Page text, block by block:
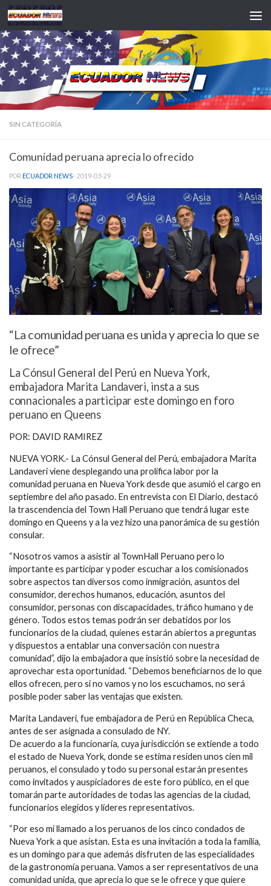
Saltar al contenido
SIN CATEGORÍA
Comunidad peruana aprecia lo ofrecido
POR ECUADOR NEWS · 2019-03-29
“La comunidad peruana es unida y aprecia lo que se
le ofrece”
La Cónsul General del Perú en Nueva York,
embajadora Marita Landaveri, insta a sus
connacionales a participar este domingo en foro
peruano en Queens
POR: DAVID RAMIREZ
NUEVA YORK.- La Cónsul General del Perú, embajadora Marita
Landaveri viene desplegando una prolífica labor por la
comunidad peruana en Nueva York desde que asumió el cargo en
septiembre del año pasado. En entrevista con El Diario, destacó
la trascendencia del Town Hall Peruano que tendrá lugar este
domingo en Queens y a la vez hizo una panorámica de su gestión
consular.
“Nosotros vamos a asistir al TownHall Peruano pero lo
importante es participar y poder escuchar a los comisionados
sobre aspectos tan diversos como inmigración, asuntos del
consumidor, derechos humanos, educación, asuntos del
consumidor, personas con discapacidades, tráfico humano y de
género. Todos estos temas podrán ser debatidos por los
funcionarios de la ciudad, quienes estarán abiertos a preguntas
y dispuestos a entablar una conversación con nuestra
comunidad”, dijo la embajadora que insistió sobre la necesidad de
aprovechar esta oportunidad. “Debemos beneficiarnos de lo que
ellos ofrecen, pero si no vamos y no los escuchamos, no será
posible poder saber las ventajas que existen.
Marita Landaveri, fue embajadora de Perú en República Checa,
antes de ser asignada a consulado de NY.
De acuerdo a la funcionaria, cuya jurisdicción se extiende a todo
el estado de Nueva York, donde se estima residen unos cien mil
peruanos, el consulado y todo su personal estarán presentes
como invitados y auspiciadores de este foro público, en el que
tomarán parte autoridades de todas las agencias de la ciudad,
funcionarios elegidos y líderes representativos.
“Por eso mi llamado a los peruanos de los cinco condados de
Nueva York a que asistan. Esta es una invitación a toda la familia,
es un domingo para que además disfruten de las especialidades
de la gastronomía peruana. Vamos a ser representativos de una
comunidad unida, que aprecia lo que se le ofrece y que quiere